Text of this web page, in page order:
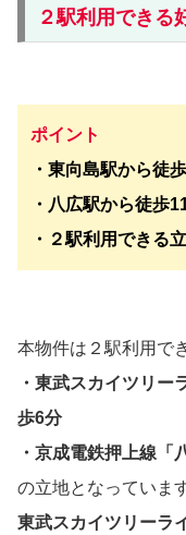
２駅利用できる
ポイント
・東向島駅から徒
・八広駅から徒歩
・２駅利用できる
本物件は２駅利用で
・東武スカイツリー
歩6分
・京成電鉄押上線「
の立地となっていま
東武スカイツリーラ